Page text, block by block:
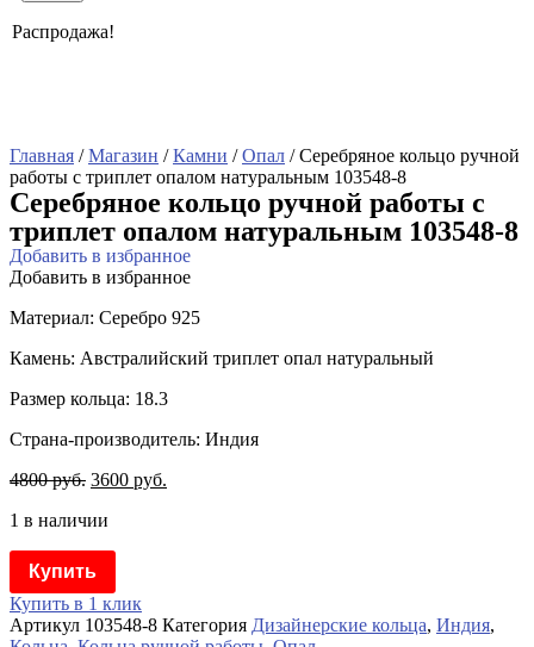
Распродажа!
Главная /Магазин /Камни /Опал / Серебряное кольцо ручной
работы с триплет опалом натуральным 103548-8
Серебряное кольцо ручной работы с
триплет опалом натуральным 103548-8
Добавить в избранное
Добавить в избранное
Материал: Серебро 925
Камень: Австралийский триплет опал натуральный
Размер кольца: 18.3
Страна-производитель: Индия
4800руб. 3600 руб.
1 в наличии
Купить
Купить в 1 клик
Артикул 103548-8 Категория Дизайнерские кольца, Индия,